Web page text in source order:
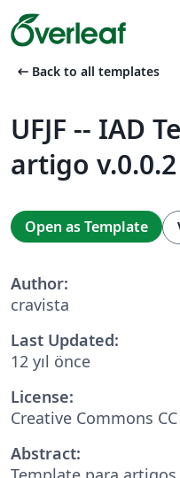
arrow_left_alt Back to all templates
UFJF -- IAD
artigo v.0.0.2
Open as Template
Author:
cravista
Last Updated:
12 yıl önce
License:
Creative Commons
Abstract: